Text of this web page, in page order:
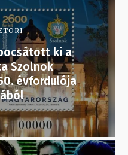
ki a
Szolnok
évfordulója